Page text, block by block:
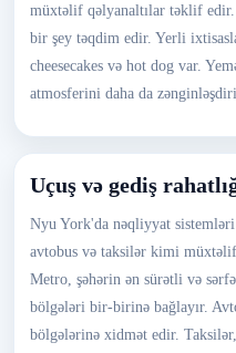
müxtəlif qəlyanaltılar təklif
bir şey təqdim edir. Yerli
cheesecakes və hot dog var.
atmosferini daha da
Uçuş və gediş
Nyu York'da nəqliyyat sistemləri
avtobus və taksilər kimi
Metro, şəhərin ən sürətli və
bölgələri bir-birinə bağlayır.
bölgələrinə xidmət edir.